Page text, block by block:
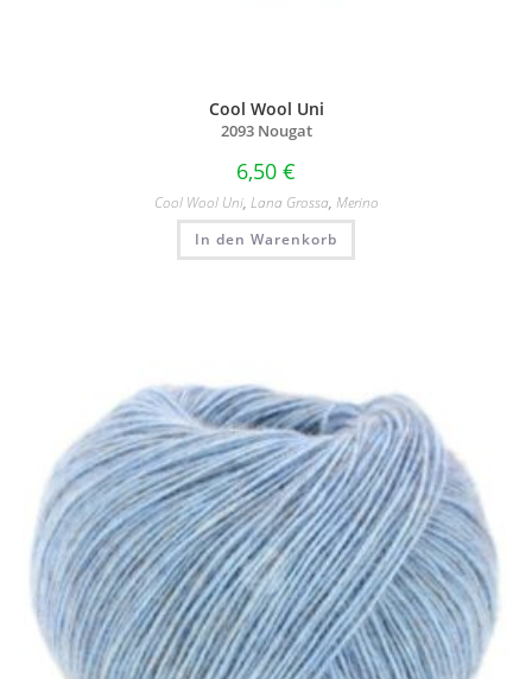
Cool Wool Uni
2093 Nougat
6,50 €
Cool Wool Uni, Lana Grossa, Merino
In den Warenkorb